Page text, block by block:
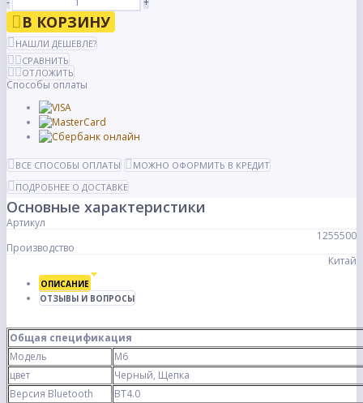
В КОРЗИНУ
НАШЛИ ДЕШЕВЛЕ?
СРАВНИТЬ
ОТЛОЖИТЬ
Способы оплаты
ВСЕ СПОСОБЫ ОПЛАТЫ
МОЖНО ОФОРМИТЬ В КРЕДИТ
ПОДРОБНЕЕ О ДОСТАВКЕ
Основные характеристики
Артикул
1255500
Производство
Китай
ОПИСАНИЕ
ОТЗЫВЫ И ВОПРОСЫ
Общая спецификация
Модель
M6
цвет
Черный, Щепка
Версия Bluetooth
BT4.0